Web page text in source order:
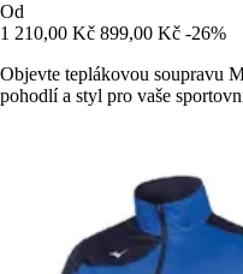
Od
1 210,00 Kč 899,00 Kč -26%
Objevte teplákovou soupravu
pohodlí a styl pro vaše